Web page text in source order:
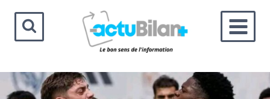
contenu